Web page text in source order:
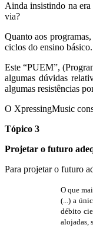
Ainda insistindo na era
via?
Quanto aos
ciclos do ensino básico.
Este “PUEM”,
algumas dúvidas
algumas resistências
O XpressingMusic
Tópico 3
Projetar o futuro
Para projetar o futuro
O que
(...) a
débito
alojadas,